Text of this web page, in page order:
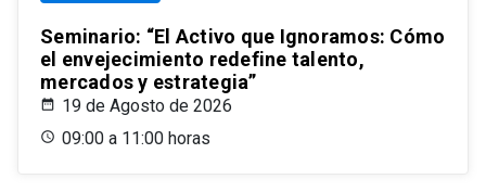
Seminario: “El Activo que Ignoramos: Cómo
el envejecimiento redefine talento,
mercados y estrategia”
19 de Agosto de 2026
09:00 a 11:00 horas